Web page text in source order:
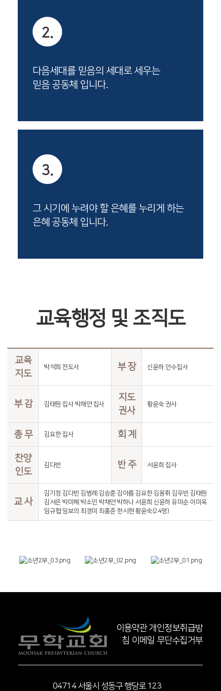
2.
다음세대를 믿음의 세대로 세우는
믿음 공동체 입니다.
3.
그 시기에 누려야 할 은혜를 누리게 하는
은혜 공동체 입니다.
교육행정 및 조직도
교육
지도
박석희 전도사 부 장 신윤하 안수집사
부 감 김태원 집사 박채연 집사
지도
권사
황윤숙 권사
총 무 김요한 집사 회 계
찬양
인도
김다빈 반 주 서윤희 집사
교 사
김기정 김다빈 김범례 김승훈 김아름 김요한 김용휘 김우빈 김태원
김서은 박미혜 박소민 박채연 박하나 서윤희 신윤하 유미순 이미옥
임규협 임보의 최경미 최홍준 한시현 황윤숙(24명)
이용약관 개인정보취급방
침 이메일 무단수집거부
04714 서울시 성동구 행당로 123